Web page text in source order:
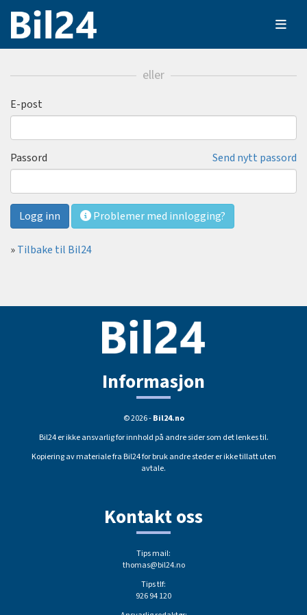
eller
E-post
Send nytt passord
Passord
Problemer med innlogging?
»Tilbake til Bil24
Informasjon
© 2026 -Bil24.no
Bil24 er ikke ansvarlig for innhold på andre sider som det lenkes til.
Kopiering av materiale fra Bil24 for bruk andre steder er ikke tillatt uten
avtale.
Kontakt oss
Tips mail:
thomas@bil24.no
Tips tlf:
926 94 120